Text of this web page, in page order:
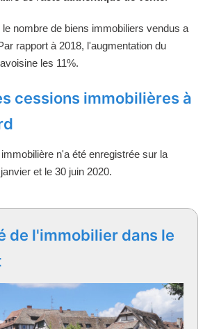
nombre de biens immobiliers vendus a
rapport à 2018, l'augmentation du
les 11%.
cessions immobilières à
n'a été enregistrée sur la
et le 30 juin 2020.
de l'immobilier dans le